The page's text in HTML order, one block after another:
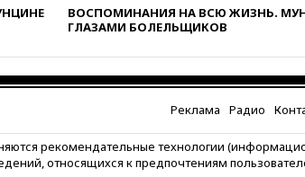
вчера, 17:35 Шесть
пострадали при
области
вчера, 17:25В
ограничения
вчера, 17:17Власти
помогут
ВОСПОМИНАНИЯ НА ВСЮ ЖИЗНЬ.
ГЛАЗАМИ БОЛЕЛЬЩИКОВ
Реклама Радио
рекомендательные технологии
относящихся к предпочтениям